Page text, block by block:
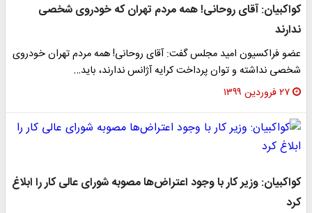
کواکبیان: آقای روحانی! همه مردم تهران که خودروی شخصی
ندارند
عضو فراکسیون امید مجلس گفت: آقای روحانی! همه مردم تهران خودروی
شخصی نداشته و توان پرداخت کرایه آژانس ندارند، باید…
۲۷ فروردین ۱۳۹۹
کواکبیان: وزیر کار با وجود اعتراض‌ها مصوبه شورای عالی کار را ابلاغ
کرد